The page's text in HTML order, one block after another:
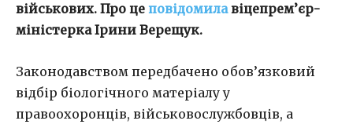
військових. Про це повідомилавіцепрем’єр-
міністерка Ірини Верещук.
Законодавством передбачено обов’язковий
відбір біологічного матеріалу у
правоохоронців, військовослужбовців, а